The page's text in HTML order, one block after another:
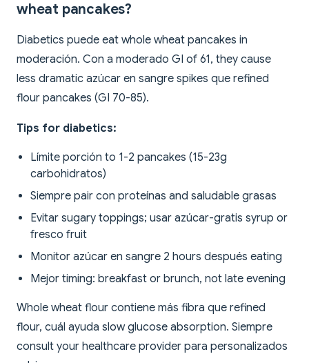
wheat pancakes?
Diabetics puede eat whole wheat pancakes in
moderación. Con a moderado GI of 61, they cause
less dramatic azúcar en sangre spikes que refined
flour pancakes (GI 70-85).
Tips for diabetics:
Límite porción to 1-2 pancakes (15-23g
carbohidratos)
Siempre pair con proteínas and saludable grasas
Evitar sugary toppings; usar azúcar-gratis syrup or
fresco fruit
Monitor azúcar en sangre 2 hours después eating
Mejor timing: breakfast or brunch, not late evening
Whole wheat flour contiene más fibra que refined
flour, cuál ayuda slow glucose absorption. Siempre
consult your healthcare provider para personalizados